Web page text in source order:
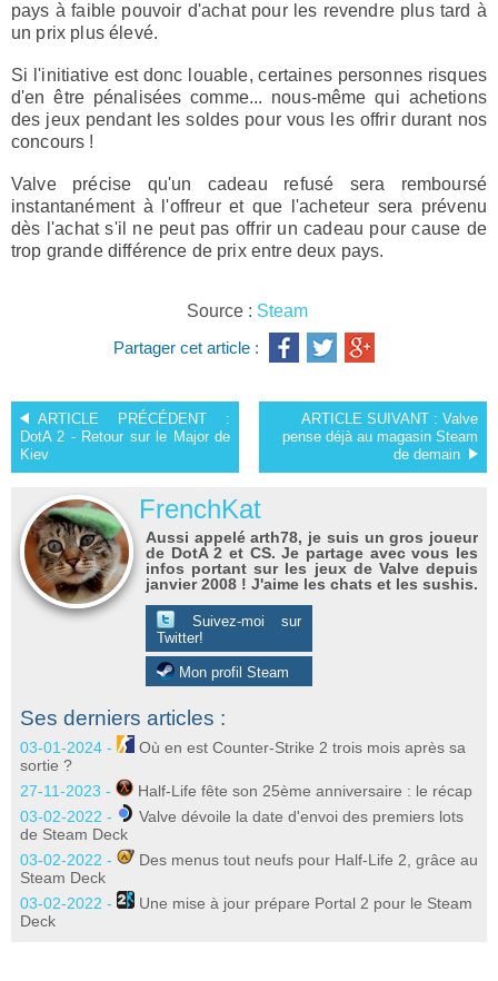
pays à faible pouvoir d'achat pour les revendre plus tard à
un prix plus élevé.
Si l'initiative est donc louable, certaines personnes risques
d'en être pénalisées comme... nous-même qui achetions
des jeux pendant les soldes pour vous les offrir durant nos
concours !
Valve précise qu'un cadeau refusé sera remboursé
instantanément à l'offreur et que l'acheteur sera prévenu
dès l'achat s'il ne peut pas offrir un cadeau pour cause de
trop grande différence de prix entre deux pays.
Source : Steam
Partager cet article :
ARTICLE PRÉCÉDENT :
DotA 2 - Retour sur le Major de
Kiev
ARTICLE SUIVANT : Valve
pense déjà au magasin Steam
de demain
FrenchKat
Aussi appelé arth78, je suis un gros joueur
de DotA 2 et CS. Je partage avec vous les
infos portant sur les jeux de Valve depuis
janvier 2008 ! J'aime les chats et les sushis.
Suivez-moi sur
Twitter!
Mon profil Steam
Ses derniers articles :
03-01-2024 -
Où en est Counter-Strike 2 trois mois après sa
sortie ?
27-11-2023 -
Half-Life fête son 25ème anniversaire : le récap
03-02-2022 -
Valve dévoile la date d'envoi des premiers lots
de Steam Deck
03-02-2022 -
Des menus tout neufs pour Half-Life 2, grâce au
Steam Deck
03-02-2022 -
Une mise à jour prépare Portal 2 pour le Steam
Deck